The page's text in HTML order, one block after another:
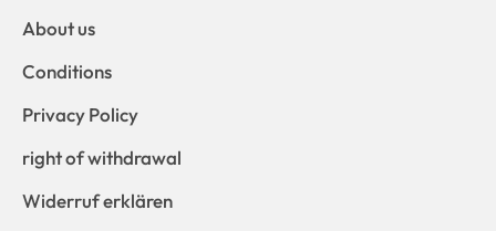
About us
Conditions
Privacy Policy
right of withdrawal
Widerruf erklären